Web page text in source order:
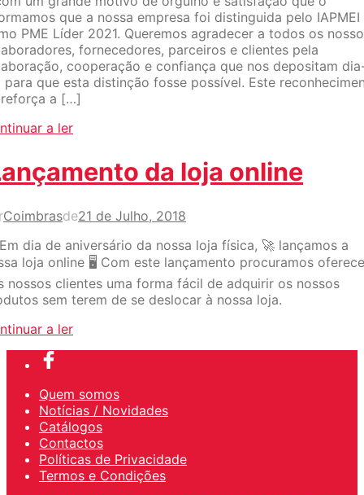
que a nossa empresa foi distinguida pelo IAPMEI
PME Líder 2021. Queremos agradecer a todos os
fornecedores, parceiros e clientes pela
cooperação e confiança que nos depositam
para que esta distinção fosse possível. Este
a […]
a ler
da loja online
Coimbrasde21 de Julho, 2018
dia de aniversário da nossa loja física, 🚀 lançamos a
loja online 🖥 Com este lançamento procuramos
nossos clientes uma forma fácil de adquirir os nossos
sem terem de se deslocar à nossa loja.
a ler
Quem somos
Notícias / Novidades
Catálogos
Contactos
Políticas de Privacidade
Termos e Condições